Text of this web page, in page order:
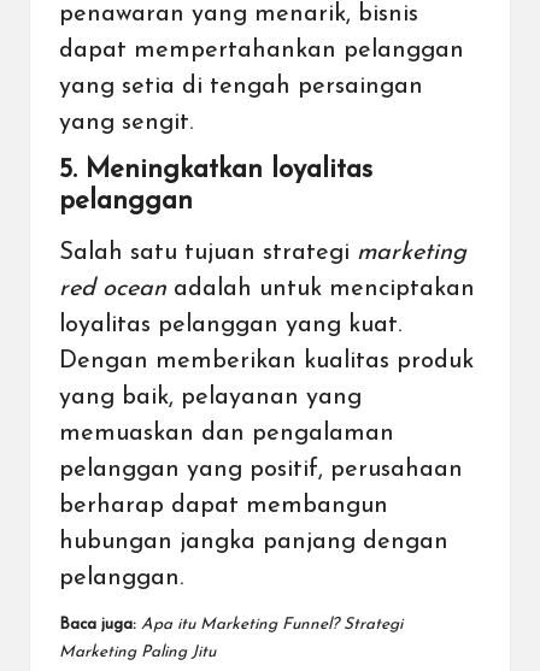
penawaran yang menarik, bisnis
dapat mempertahankan pelanggan
yang setia di tengah persaingan
yang sengit.
5. Meningkatkan loyalitas
pelanggan
Salah satu tujuan strategi marketing
red ocean adalah untuk menciptakan
loyalitas pelanggan yang kuat.
Dengan memberikan kualitas produk
yang baik, pelayanan yang
memuaskan dan pengalaman
pelanggan yang positif, perusahaan
berharap dapat membangun
hubungan jangka panjang dengan
pelanggan.
Baca juga: Apa itu Marketing Funnel? Strategi
Marketing Paling Jitu